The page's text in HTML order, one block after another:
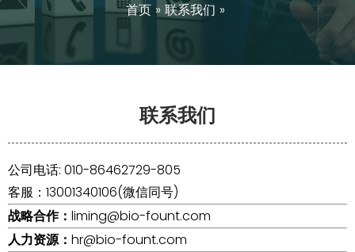
首页 » 联系我们 »
联系我们
公司电话: 010-86462729-805
客服：13001340106(微信同号)
战略合作： liming@bio-fount.com
人力资源： hr@bio-fount.com